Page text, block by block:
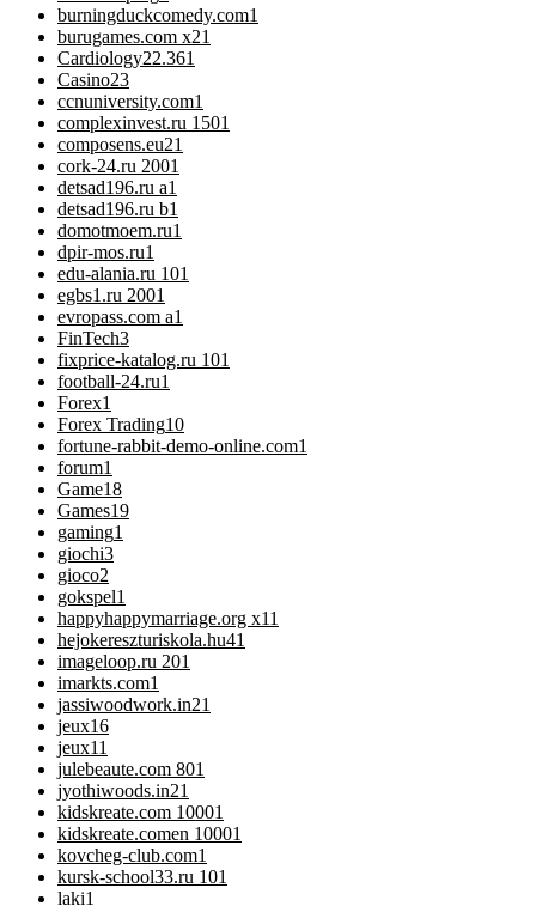
burningduckcomedy.com1
burugames.com x21
Cardiology22.361
Casino23
ccnuniversity.com1
complexinvest.ru 1501
composens.eu21
cork-24.ru 2001
detsad196.ru a1
detsad196.ru b1
domotmoem.ru1
dpir-mos.ru1
edu-alania.ru 101
egbs1.ru 2001
evropass.com a1
FinTech3
fixprice-katalog.ru 101
football-24.ru1
Forex1
Forex Trading10
fortune-rabbit-demo-online.com1
forum1
Game18
Games19
gaming1
giochi3
gioco2
gokspel1
happyhappymarriage.org x11
hejokereszturiskola.hu41
imageloop.ru 201
imarkts.com1
jassiwoodwork.in21
jeux16
jeux11
julebeaute.com 801
jyothiwoods.in21
kidskreate.com 10001
kidskreate.comen 10001
kovcheg-club.com1
kursk-school33.ru 101
laki1